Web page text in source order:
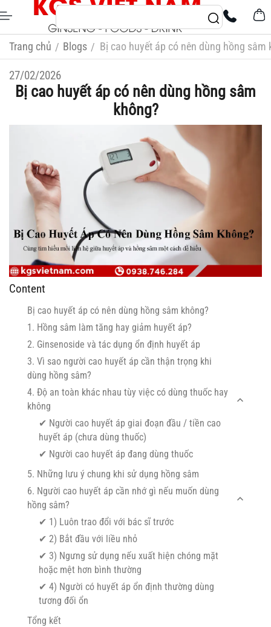
Trang chủ / Blogs / Bị cao huyết áp có nên dùng hồng sâm
27/02/2026
Bị cao huyết áp có nên dùng hồng sâm
không?
Content
Bị cao huyết áp có nên dùng hồng sâm không?
1. Hồng sâm làm tăng hay giảm huyết áp?
2. Ginsenoside và tác dụng ổn định huyết áp
3. Vì sao người cao huyết áp cần thận trọng khi
dùng hồng sâm?
4. Độ an toàn khác nhau tùy việc có dùng thuốc hay
không
✔ Người cao huyết áp giai đoạn đầu / tiền cao
huyết áp (chưa dùng thuốc)
✔ Người cao huyết áp đang dùng thuốc
5. Những lưu ý chung khi sử dụng hồng sâm
6. Người cao huyết áp cần nhớ gì nếu muốn dùng
hồng sâm?
✔ 1) Luôn trao đổi với bác sĩ trước
✔ 2) Bắt đầu với liều nhỏ
✔ 3) Ngưng sử dụng nếu xuất hiện chóng mặt
hoặc mệt hơn bình thường
✔ 4) Người có huyết áp ổn định thường dùng
tương đối ổn
Tổng kết